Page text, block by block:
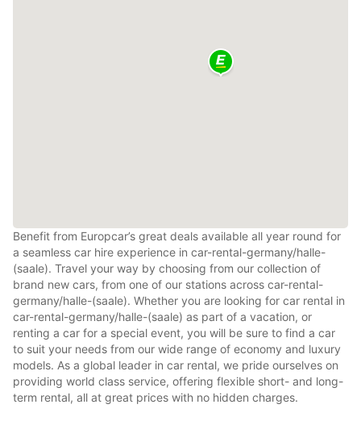
Benefit from Europcar’s great deals available all year round for
a seamless car hire experience in car-rental-germany/halle-
(saale). Travel your way by choosing from our collection of
brand new cars, from one of our stations across car-rental-
germany/halle-(saale). Whether you are looking for car rental in
car-rental-germany/halle-(saale) as part of a vacation, or
renting a car for a special event, you will be sure to find a car
to suit your needs from our wide range of economy and luxury
models. As a global leader in car rental, we pride ourselves on
providing world class service, offering flexible short- and long-
term rental, all at great prices with no hidden charges.